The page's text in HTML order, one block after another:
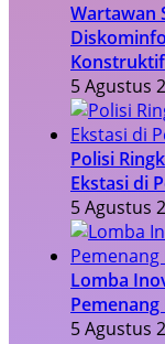
Wartawan
Konstruktif
5 Agustus
Polisi
Ekstasi di
5 Agustus
Lomba
5 Agustus